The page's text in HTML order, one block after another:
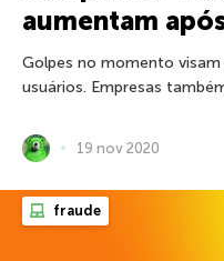
aumentam
Golpes no momento
usuários. Empresas
19 nov 2020
fraude